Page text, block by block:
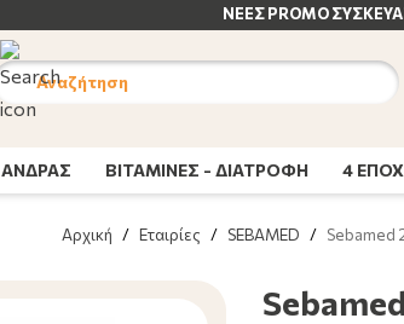
ΝΕΕΣ PROMO
Αναζήτηση
ΑΝΔΡΑΣ ΒΙΤΑΜΙΝΕΣ - ΔΙΑΤΡΟΦΗ 4
Αρχική / Εταιρίες / SEBAMED / Sebamed